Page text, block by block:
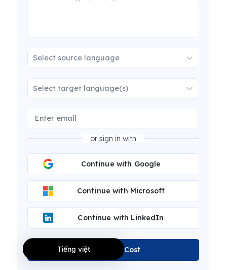
Select source language
Select target language(s)
or sign in with
Continue with Google
Continue with Microsoft
Continue with LinkedIn
Calculate Cost
Tiếng việt